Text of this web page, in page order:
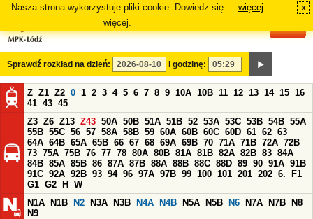
Nasza strona wykorzystuje pliki cookie. Dowiedz się
więcej.
więcej x
Sprawdź rozkład na dzień: i godzinę:
Z Z1 Z2 0 1 2 3 4 5 6 7 8 9 10A 10B 11 12 13 14 15 16
41 43 45
Z3 Z6 Z13 Z43 50A 50B 51A 51B 52 53A 53C 53B 54B 55A
55B 55C 56 57 58A 58B 59 60A 60B 60C 60D 61 62 63
64A 64B 65A 65B 66 67 68 69A 69B 70 71A 71B 72A 72B
73 75A 75B 76 77 78 80A 80B 81A 81B 82A 82B 83 84A
84B 85A 85B 86 87A 87B 88A 88B 88C 88D 89 90 91A 91B
91C 92A 92B 93 94 96 97A 97B 99 100 101 201 202 6.
F1
G1 G2 H
W
N1A
N1B N2 N3A N3B N4A N4B N5A N5B N6 N7A N7B
N8
N9